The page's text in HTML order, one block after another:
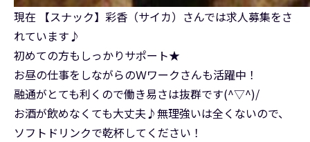
現在 【スナック】彩香（サイカ）さんでは求人募集をさ
れています♪
初めての方もしっかりサポート★
お昼の仕事をしながらのＷワークさんも活躍中！
融通がとても利くので働き易さは抜群です(^▽^)/
お酒が飲めなくても大丈夫♪無理強いは全くないので、
ソフトドリンクで乾杯してください！